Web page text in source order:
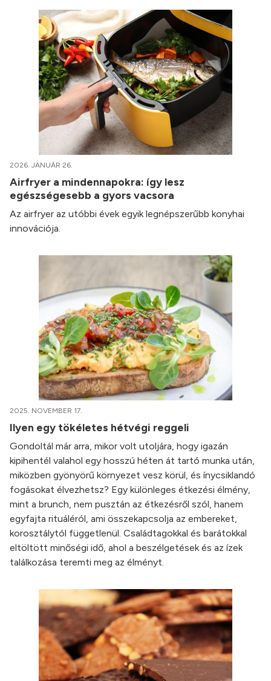
2026. JANUÁR 26.
Airfryer a mindennapokra: így lesz
egészségesebb a gyors vacsora
Az airfryer az utóbbi évek egyik legnépszerűbb konyhai
innovációja.
2025. NOVEMBER 17.
Ilyen egy tökéletes hétvégi reggeli
Gondoltál már arra, mikor volt utoljára, hogy igazán
kipihentél valahol egy hosszú héten át tartó munka után,
miközben gyönyörű környezet vesz körül, és ínycsiklandó
fogásokat élvezhetsz? Egy különleges étkezési élmény,
mint a brunch, nem pusztán az étkezésről szól, hanem
egyfajta rituáléról, ami összekapcsolja az embereket,
korosztálytól függetlenül. Családtagokkal és barátokkal
eltöltött minőségi idő, ahol a beszélgetések és az ízek
találkozása teremti meg az élményt.